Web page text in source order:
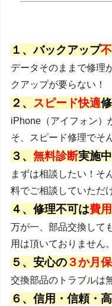
１、バックアップ
データそのままで修理
クアップが要らない！
２、 スピード快適
iPhone（アイフォン）
そ、スピード修理でそ
３、無料診断実施中
まずは相談したい！そ
料でご相談していただ
４、修理不可は費
万が一、部品交換して
用は頂いておりません。
５、安心の３か月
交換部品のトラブルは
６、信用・信頼・